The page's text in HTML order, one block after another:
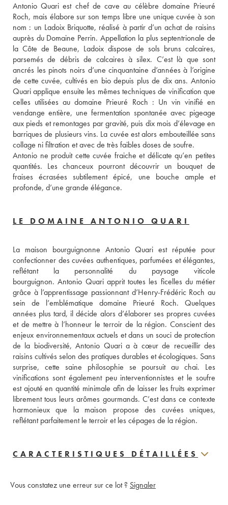
Antonio Quari est chef de cave au célèbre domaine Prieuré
Roch, mais élabore sur son temps libre une unique cuvée à son
nom : un Ladoix Briquotte, réalisé à partir d’un achat de raisins
auprès du Domaine Perrin. Appellation la plus septentrionale de
la Côte de Beaune, Ladoix dispose de sols bruns calcaires,
parsemés de débris de calcaires à silex. C’est là que sont
ancrés les pinots noirs d’une cinquantaine d’années à l’origine
de cette cuvée, cultivés en bio depuis plus de dix ans. Antonio
Quari applique ensuite les mêmes techniques de vinification que
celles utilisées au domaine Prieuré Roch : Un vin vinifié en
vendange entière, une fermentation spontanée avec pigeage
aux pieds et remontages par gravité, puis dix mois d’élevage en
barriques de plusieurs vins. La cuvée est alors embouteillée sans
collage ni filtration et avec de très faibles doses de soufre.
Antonio ne produit cette cuvée fraiche et délicate qu’en petites
quantités. Les chanceux pourront découvrir un bouquet de
fraises écrasées subtilement épicé, une bouche ample et
profonde, d’une grande élégance.
LE DOMAINE ANTONIO QUARI
La maison bourguignonne Antonio Quari est réputée pour
confectionner des cuvées authentiques, parfumées et élégantes,
reflétant la personnalité du paysage viticole
bourguignon. Antonio Quari apprit toutes les ficelles du métier
grâce à l’apprentissage passionnant d’Henry-Frédéric Roch au
sein de l’emblématique domaine Prieuré Roch. Quelques
années plus tard, il décide alors d’élaborer ses propres cuvées
et de mettre à l’honneur le terroir de la région. Conscient des
enjeux environnementaux actuels et dans un souci de protection
de la biodiversité, Antonio Quari a à cœur de recueillir des
raisins cultivés selon des pratiques durables et écologiques. Sans
surprise, cette saine philosophie se poursuit au chai. Les
vinifications sont également peu interventionnistes et le soufre
est ajouté en quantité minimale afin de laisser les fruits exprimer
librement tous leurs arômes gourmands. C’est dans ce contexte
harmonieux que la maison propose des cuvées uniques,
reflétant parfaitement le terroir et les cépages de la région.
CARACTERISTIQUES DÉTAILLÉES
Vous constatez une erreur sur ce lot ? Signaler